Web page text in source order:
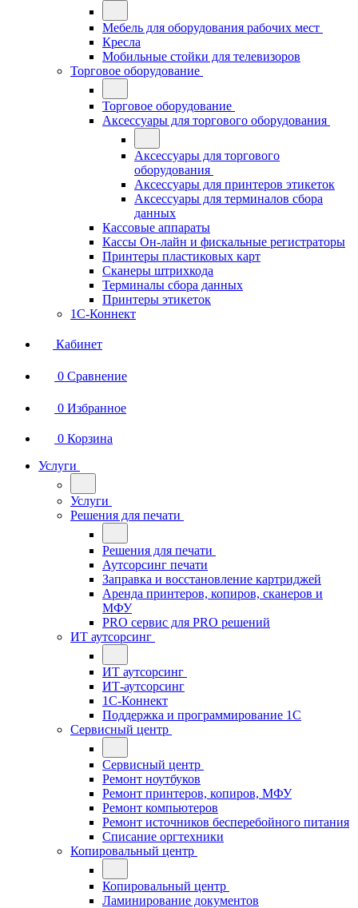
Мебель для оборудования рабочих мест
Кресла
Мобильные стойки для телевизоров
Торговое оборудование
Торговое оборудование
Аксессуары для торгового оборудования
Аксессуары для торгового
оборудования
Аксессуары для принтеров этикеток
Аксессуары для терминалов сбора
данных
Кассовые аппараты
Кассы Он-лайн и фискальные регистраторы
Принтеры пластиковых карт
Сканеры штрихкода
Терминалы сбора данных
Принтеры этикеток
1С-Коннект
Кабинет
0 Сравнение
0 Избранное
0 Корзина
Услуги
Услуги
Решения для печати
Решения для печати
Аутсорсинг печати
Заправка и восстановление картриджей
Аренда принтеров, копиров, сканеров и
МФУ
PRO сервис для PRO решений
ИТ аутсорсинг
ИТ аутсорсинг
ИТ-аутсорсинг
1С-Коннект
Поддержка и программирование 1С
Сервисный центр
Сервисный центр
Ремонт ноутбуков
Ремонт принтеров, копиров, МФУ
Ремонт компьютеров
Ремонт источников бесперебойного питания
Списание оргтехники
Копировальный центр
Копировальный центр
Ламинирование документов